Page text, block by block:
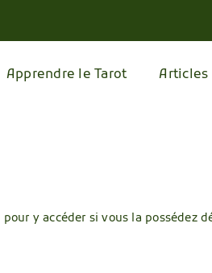
Apprendre le Tarot Articles
pour y accéder si vous la possédez